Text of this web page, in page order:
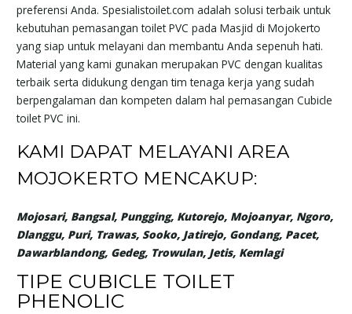
preferensi Anda. Spesialistoilet.com adalah solusi terbaik untuk
kebutuhan pemasangan toilet PVC pada Masjid di Mojokerto
yang siap untuk melayani dan membantu Anda sepenuh hati.
Material yang kami gunakan merupakan PVC dengan kualitas
terbaik serta didukung dengan tim tenaga kerja yang sudah
berpengalaman dan kompeten dalam hal pemasangan Cubicle
toilet PVC ini.
KAMI DAPAT MELAYANI AREA
MOJOKERTO MENCAKUP:
Mojosari, Bangsal, Pungging, Kutorejo, Mojoanyar, Ngoro,
Dlanggu, Puri, Trawas, Sooko, Jatirejo, Gondang, Pacet,
Dawarblandong, Gedeg, Trowulan, Jetis, Kemlagi
TIPE CUBICLE TOILET
PHENOLIC